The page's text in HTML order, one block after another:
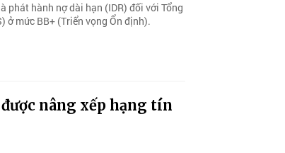
phát hành nợ dài hạn (IDR) đối với Tổng
ở mức BB+ (Triển vọng Ổn định).
nâng xếp hạng tín